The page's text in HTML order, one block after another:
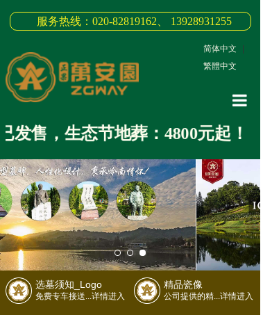
网站
3D
新闻
墓
缅怀
联系
服务热线：020-82819162、 13928931255
简体中文
繁體中文
发售，生态节地葬：4800元起！
选墓须知_Logo
免费专车接送...详情进入
精品瓷像
公司提供的精...详情进入